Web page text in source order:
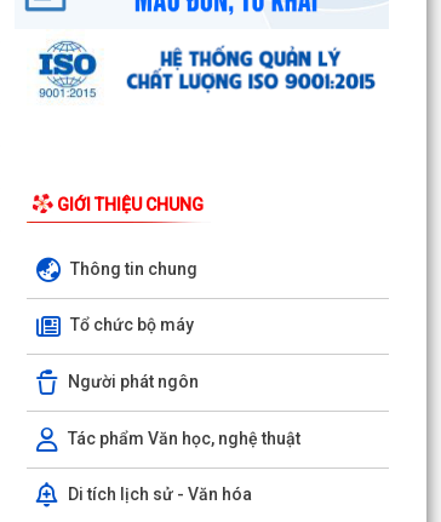
GIỚI THIỆU CHUNG
Thông tin chung
Tổ chức bộ máy
Người phát ngôn
Tác phẩm Văn học, nghệ thuật
Di tích lịch sử - Văn hóa
Công văn số 3385/UBND-KT ngày 29/7/2026
của UBND phường v/v công khai Quyết định của
Tổ Đại biểu số 05 HĐND thành phố tiếp xúc cử tri